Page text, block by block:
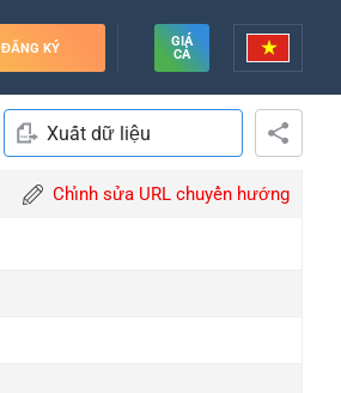
ĐĂNG KÝ
GIÁ
CẢ
Xuất dữ liệu
Chỉnh sửa URL chuyển hướng